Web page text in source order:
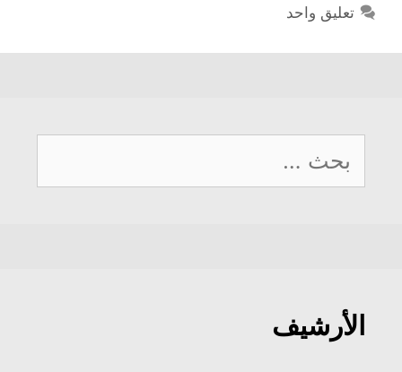
تعليق واحد
البحث
عن:
الأرشيف